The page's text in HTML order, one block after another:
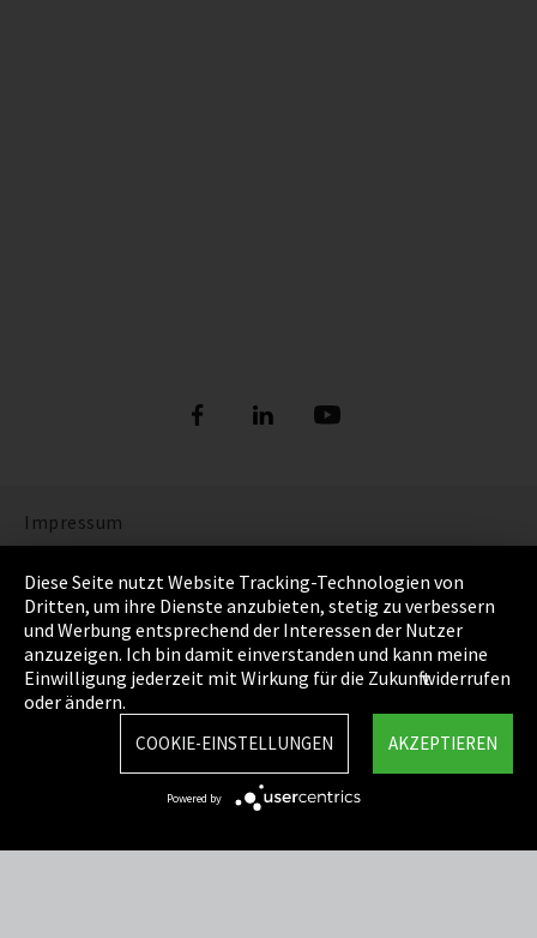
Impressum
Datenschutz
Cookie Einstellungen
AGB
Sitemap
EmpCo Richtlinie
Diese Seite nutzt Website Tracking-Technologien von
Dritten, um ihre Dienste anzubieten, stetig zu verbessern
und Werbung entsprechend der Interessen der Nutzer
anzuzeigen. Ich bin damit einverstanden und kann meine
Einwilligung jederzeit mit Wirkung für die Zukunft widerrufen
oder ändern.
AKZEPTIEREN
COOKIE-EINSTELLUNGEN
Powered by